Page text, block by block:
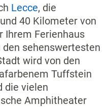
Lecce, die
40 Kilometer von
Ihrem Ferienhaus
sehenswertesten
wird von den
Tuffstein
die vielen
Amphitheater